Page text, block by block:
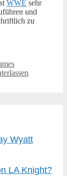
WWE sehr
und
zu
Wyatt
LA Knight?